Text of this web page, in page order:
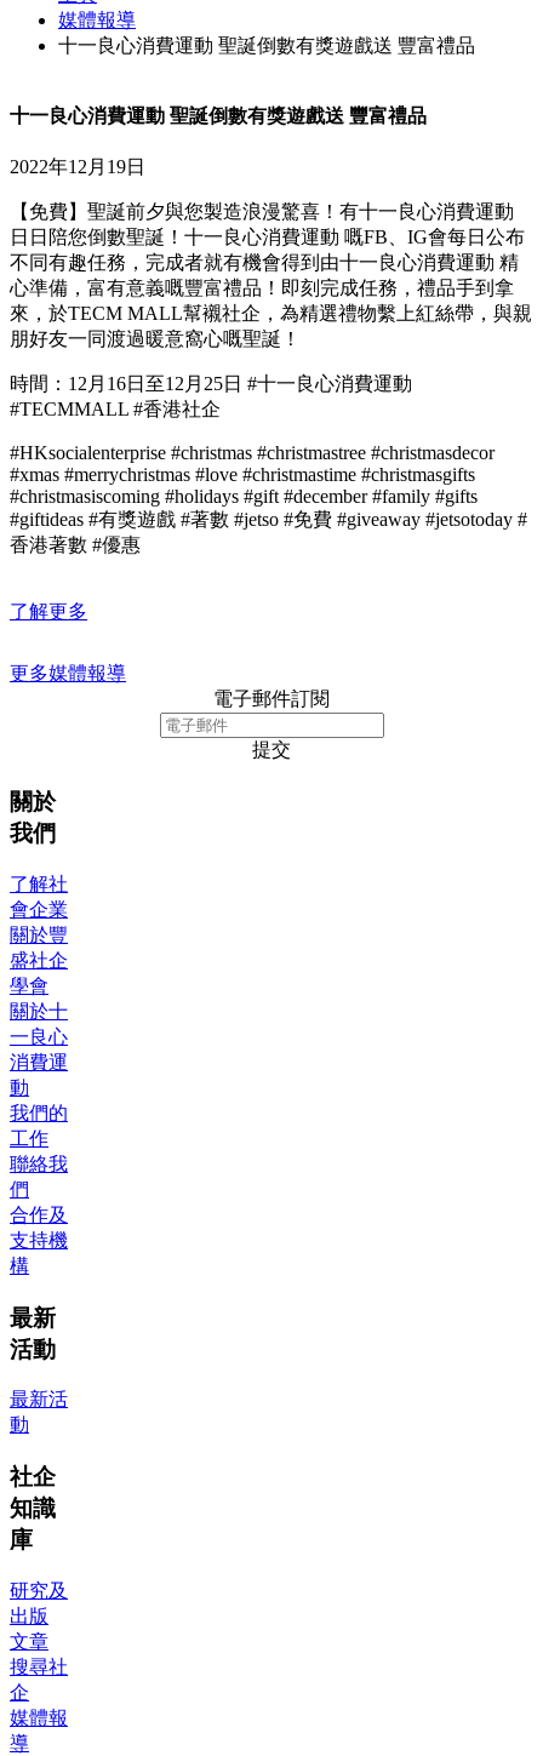
媒體報導
十一良心消費運動 聖誕倒數有獎遊戲送 豐富禮品
十一良心消費運動 聖誕倒數有獎遊戲送 豐富禮品
2022年12月19日
【免費】聖誕前夕與您製造浪漫驚喜！有十一良心消費運動
日日陪您倒數聖誕！十一良心消費運動 嘅FB、IG會每日公布
不同有趣任務，完成者就有機會得到由十一良心消費運動 精
心準備，富有意義嘅豐富禮品！即刻完成任務，禮品手到拿
來，於TECM MALL幫襯社企，為精選禮物繫上紅絲帶，與親
朋好友一同渡過暖意窩心嘅聖誕！
時間：12月16日至12月25日 #十一良心消費運動
#TECMMALL #香港社企
#HKsocialenterprise #christmas #christmastree #christmasdecor
#xmas #merrychristmas #love #christmastime #christmasgifts
#christmasiscoming #holidays #gift #december #family #gifts
#giftideas #有獎遊戲 #著數 #jetso #免費 #giveaway #jetsotoday #
香港著數 #優惠
了解更多
更多媒體報導
電子郵件訂閱
提交
關於
我們
了解社
會企業
關於豐
盛社企
學會
關於十
一良心
消費運
動
我們的
工作
聯絡我
們
合作及
支持機
構
最新
活動
最新活
動
社企
知識
庫
研究及
出版
文章
搜尋社
企
媒體報
導